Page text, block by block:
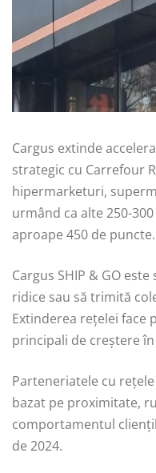
Cargus extinde
strategic cu Carrefour
hipermarketuri,
urmând ca alte 250-
aproape 450 de puncte.
Cargus SHIP & GO
ridice sau să trimită
Extinderea rețelei face
principali de creștere
Parteneriatele cu
bazat pe proximitate,
comportamentul
de 2024.